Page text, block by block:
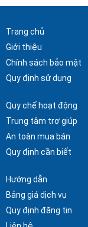
Trang chủ
Giới thiệu
Chính sách bảo mật
Quy định sử dụng
Quy chế hoạt động
Trung tâm trợ giúp
An toàn mua bán
Quy định cần biết
Hướng dẫn
Bảng giá dịch vụ
Quy định đăng tin